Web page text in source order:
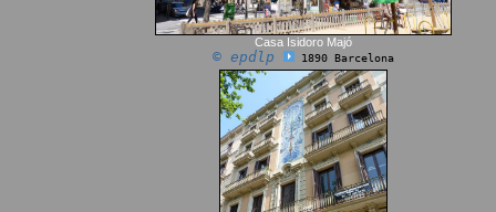
Casa Isidoro Majó
© epdlp 1890 Barcelona